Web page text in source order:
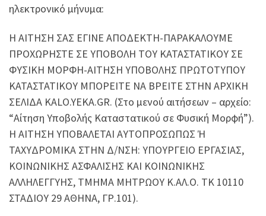
ηλεκτρονικό μήνυμα:
Η ΑΙΤΗΣΗ ΣΑΣ ΕΓΙΝΕ ΑΠΟΔΕΚΤΗ-ΠΑΡΑΚΑΛΟΥΜΕ
ΠΡΟΧΩΡΗΣΤΕ ΣΕ ΥΠΟΒΟΛΗ ΤΟΥ ΚΑΤΑΣΤΑΤΙΚΟΥ ΣΕ
ΦΥΣΙΚΗ ΜΟΡΦΗ-ΑΙΤΗΣΗ ΥΠΟΒΟΛΗΣ ΠΡΩΤΟΤΥΠΟΥ
ΚΑΤΑΣΤΑΤΙΚΟΥ ΜΠΟΡΕΙΤΕ ΝΑ ΒΡΕΙΤΕ ΣΤΗΝ ΑΡΧΙΚΗ
ΣΕΛΙΔΑ KALO.YEKA.GR. (Στο μενού αιτήσεων – αρχείο:
“Αίτηση Υποβολής Καταστατικού σε Φυσική Μορφή”).
Η ΑΙΤΗΣΗ ΥΠΟΒΑΛΕΤΑΙ ΑΥΤΟΠΡΟΣΩΠΩΣ Ή
ΤΑΧΥΔΡΟΜΙΚΑ ΣΤΗΝ Δ/ΝΣΗ: ΥΠΟΥΡΓΕΙΟ ΕΡΓΑΣΙΑΣ,
ΚΟΙΝΩΝΙΚΗΣ ΑΣΦΑΛΙΣΗΣ ΚΑΙ ΚΟΙΝΩΝΙΚΗΣ
ΑΛΛΗΛΕΓΓΥΗΣ, ΤΜΗΜΑ ΜΗΤΡΩΟΥ Κ.ΑΛ.Ο. ΤΚ 10110
ΣΤΑΔΙΟΥ 29 ΑΘΗΝΑ, ΓΡ.101).